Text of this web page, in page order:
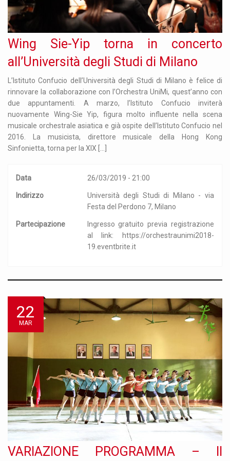
Wing Sie-Yip torna in concerto
all’Università degli Studi di Milano
L’Istituto Confucio dell’Università degli Studi di Milano è felice di
rinnovare la collaborazione con l’Orchestra UniMi, quest’anno con
due appuntamenti. A marzo, l’Istituto Confucio inviterà
nuovamente Wing-Sie Yip, figura molto influente nella scena
musicale orchestrale asiatica e già ospite dell’Istituto Confucio nel
2016. La musicista, direttore musicale della Hong Kong
Sinfonietta, torna per la XIX […]
Data 26/03/2019 - 21:00
Indirizzo
Università degli Studi di Milano - via
Festa del Perdono 7, Milano
Partecipazione
Ingresso gratuito previa registrazione
al link: https://orchestraunimi2018-
19.eventbrite.it
22
MAR
VARIAZIONE PROGRAMMA – Il